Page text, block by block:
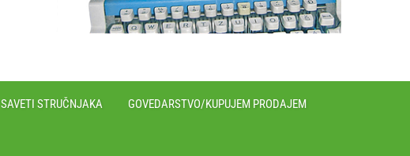
SAVETI STRUČNJAKA GOVEDARSTVO/KUPUJEM PRODAJEM